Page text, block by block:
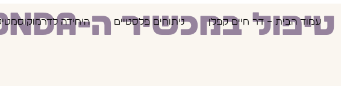
עמוד הבית – דר חיים קפלן ניתוחים פלסטיים היחידהטיפול במכשיר ה-ONDA